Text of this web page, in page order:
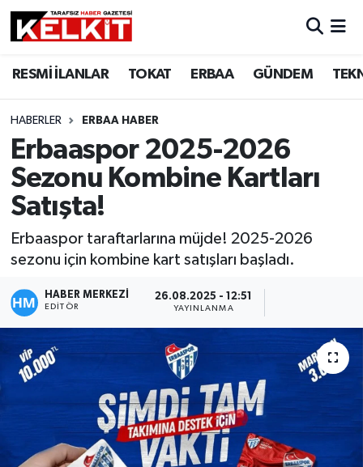
RESMİ İLANLAR TOKAT ERBAA GÜNDEM
HABERLER ERBAA HABER
Erbaaspor 2025-2026
Sezonu Kombine Kartları
Satışta!
Erbaaspor taraftarlarına müjde! 2025-2026
sezonu için kombine kart satışları başladı.
HABER MERKEZİ
EDITÖR
26.08.2025 - 12:51
YAYINLANMA